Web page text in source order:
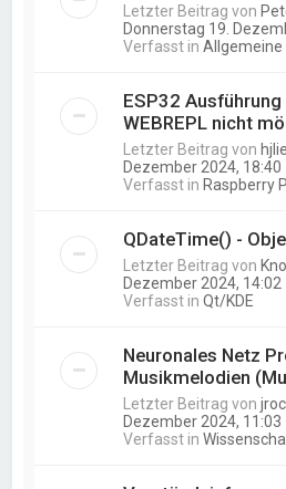
Letzter Beitrag von
Donnerstag 19.
Verfasst inAllgemeine
ESP32
WEBREPL nicht
Letzter Beitrag von
Dezember 2024, 18:40
Verfasst in Raspberry
QDateTime() -
Letzter Beitrag von
Dezember 2024, 14:02
Verfasst inQt/KDE
Neuronales Netz
Musikmelodien
Letzter Beitrag von
Dezember 2024, 11:03
Verfasst in